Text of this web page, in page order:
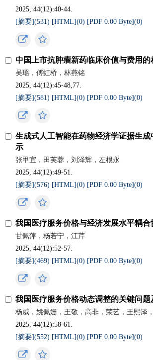
2025, 44(12):40-44.
[摘要](531) [HTML](0) [PDF 0.00 Byte](0)
中国上市抗肿瘤新药临床价值与费用的
吴瑶，傅虹桥，林燕铭
2025, 44(12):45-48,77.
[摘要](581) [HTML](0) [PDF 0.00 Byte](0)
生成式人工智能在药物经济学证据生
示
张甲宜，田芙蓉，刘泽辉，左根永
2025, 44(12):49-51.
[摘要](576) [HTML](0) [PDF 0.00 Byte](0)
我国医疗服务价格与经济发展水平耦合
甘佩萍，杨若宁，江芹
2025, 44(12):52-57.
[摘要](469) [HTML](0) [PDF 0.00 Byte](0)
我国医疗服务价格动态调整的关键问题
杨威，姚佩姗，王敬，高非，荣艺，王熙泽
2025, 44(12):58-61.
[摘要](552) [HTML](0) [PDF 0.00 Byte](0)